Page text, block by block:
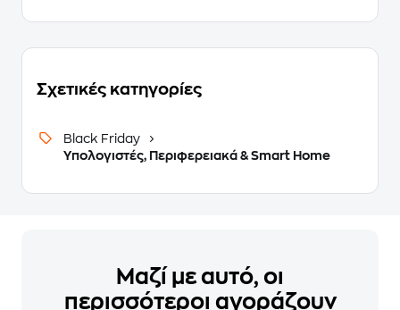
Σχετικές κατηγορίες
Black Friday
Υπολογιστές, Περιφερειακά & Smart Home
Μαζί με αυτό, οι
περισσότεροι αγοράζουν